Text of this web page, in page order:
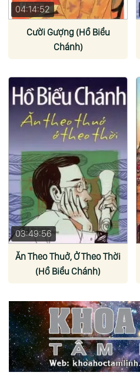
04:14:52
Cười Gượng (Hồ Biểu
Chánh)
03:49:56
Ăn Theo Thuở, Ở Theo Thời
(Hồ Biểu Chánh)